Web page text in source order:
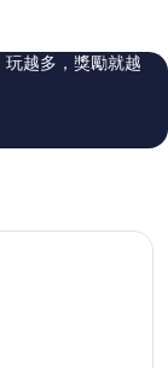
評
論
越多，獎勵就越